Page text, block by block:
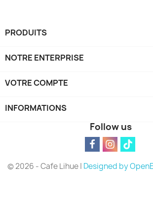
PRODUITS
NOTRE ENTERPRISE
VOTRE COMPTE
INFORMATIONS
Follow us
© 2026 - Cafe Lihue | Designed by